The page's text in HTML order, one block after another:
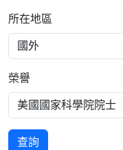
所在地區
榮譽
查詢